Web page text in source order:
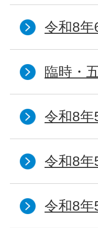
令和8年
臨時・
令和8年
令和8年
令和8年